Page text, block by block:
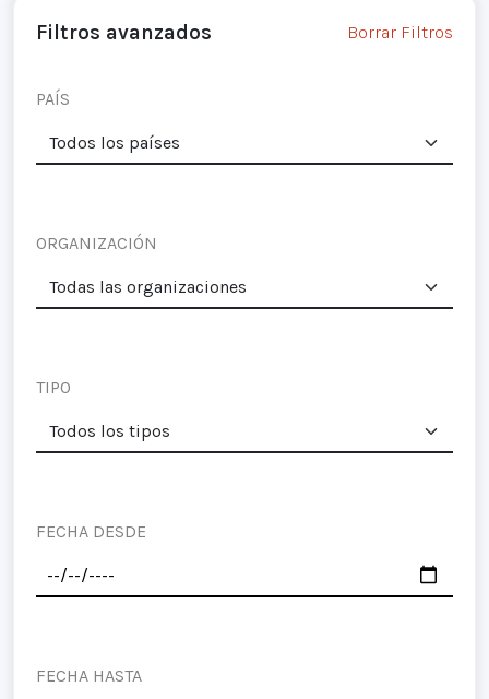
Filtros avanzados Borrar Filtros
PAÍS
ORGANIZACIÓN
TIPO
FECHA DESDE
FECHA HASTA